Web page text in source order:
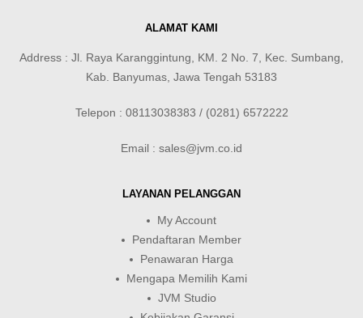
ALAMAT KAMI
Address : Jl. Raya Karanggintung, KM. 2 No. 7, Kec. Sumbang,
Kab. Banyumas, Jawa Tengah 53183
Telepon : 08113038383 / (0281) 6572222
Email : sales@jvm.co.id
LAYANAN PELANGGAN
My Account
Pendaftaran Member
Penawaran Harga
Mengapa Memilih Kami
JVM Studio